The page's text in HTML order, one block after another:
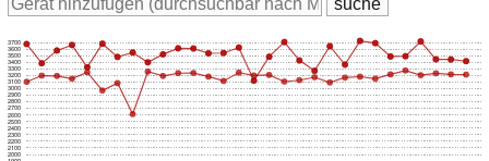
2000
2100
2200
2300
2400
2500
2600
2700
2800
2900
3000
3100
3200
3300
3400
3500
3600
3700